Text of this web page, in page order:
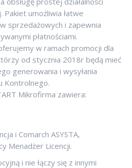
Pakiet umożliwia łatwe
sprzedażowych i zapewnia
płatnościami.
w ramach promocji dla
od stycznia 2018r będą mieć
generowania i wysyłania
Kontrolnego.
Mikrofirma zawiera:
i Comarch ASYSTA,
Menadżer Licencji.
i nie łączy się z innymi